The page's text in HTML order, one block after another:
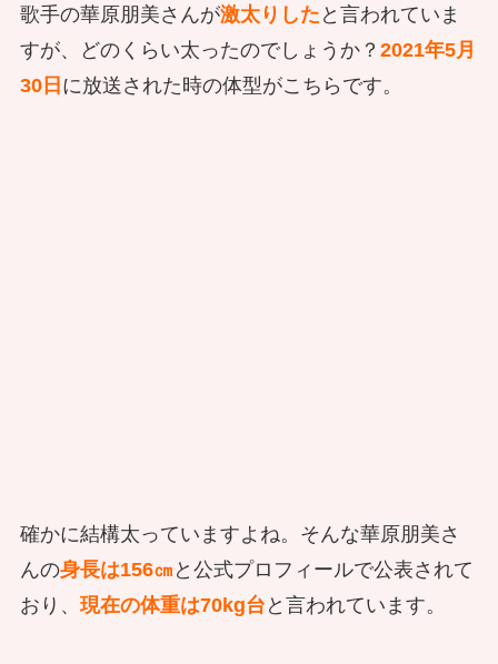
歌手の華原朋美さんが激太りした と言われていま
すが、どのくらい太ったのでしょうか？ 2021年5月
30日 に放送された時の体型がこちらです。
確かに結構太っていますよね。そんな華原朋美さ
んの身長は156㎝ と公式プロフィールで公表されて
おり、 現在の体重は70kg台 と言われています。